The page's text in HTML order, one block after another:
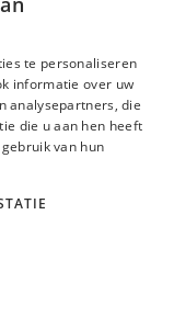
Abonneer
spirituele webshop
te personaliseren
informatie over uw
analysepartners, die
die u aan hen heeft
van hun